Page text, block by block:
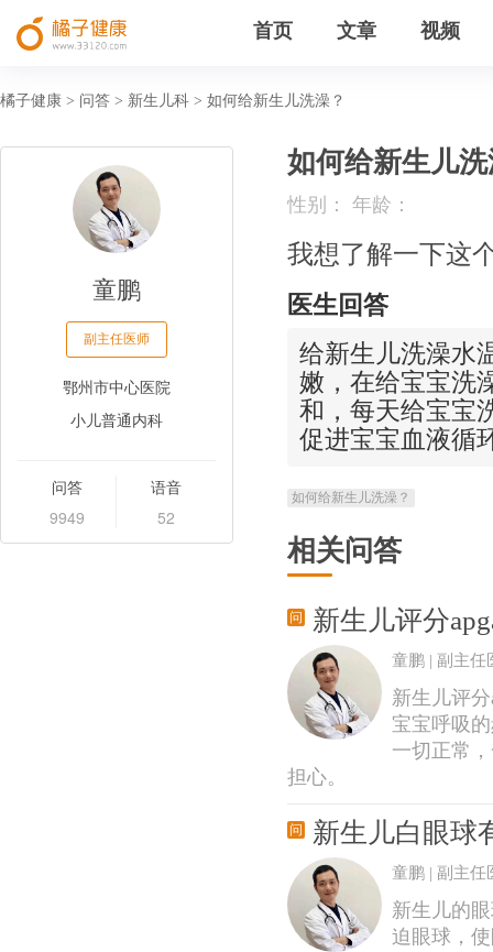
首页 文章 视频
橘子健康 > 问答 > 新生儿科 > 如何给新生儿洗澡？
童鹏
副主任医师
鄂州市中心医院
小儿普通内科
问答
9949
语音
52
如何给新生儿
性别： 年龄：
我想了解一下这
医生回答
给新生儿洗澡水
嫩，在给宝宝洗
和，每天给宝宝
促进宝宝血液循
如何给新生儿洗澡？
相关问答
新生儿评分
童鹏 | 副主任
新生儿评
宝宝呼吸
一切正常
担心。
新生儿白眼球
童鹏 | 副主任
新生儿的
迫眼球，